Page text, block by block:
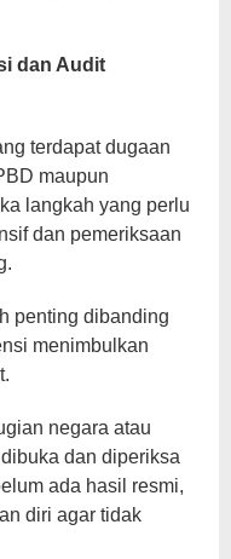
dan Audit
terdapat dugaan
maupun
langkah yang perlu
dan pemeriksaan
penting dibanding
menimbulkan
negara atau
dan diperiksa
ada hasil resmi,
diri agar tidak